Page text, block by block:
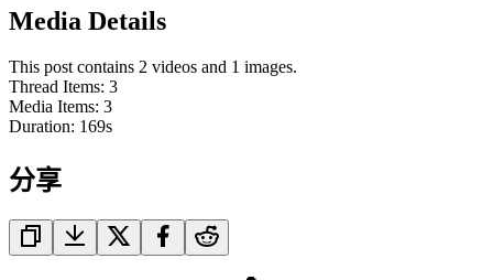
Media Details
This post contains 2 videos and 1 images.
Thread Items: 3
Media Items: 3
Duration: 169s
分享